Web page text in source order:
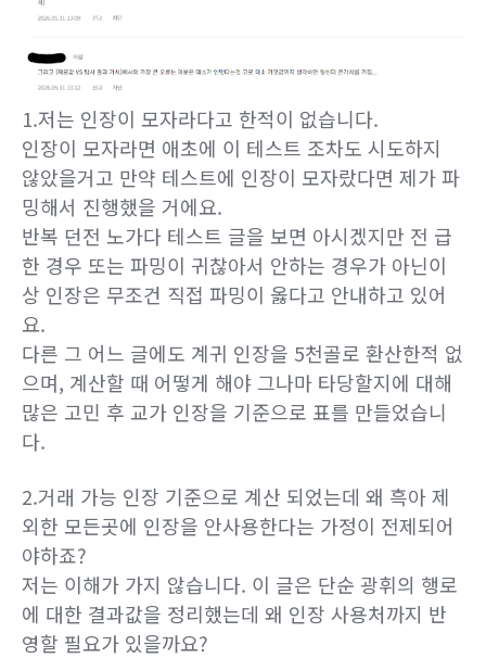
1.저는 인장이 모자라다고 한적이 없습니다.
인장이 모자라면 애초에 이 테스트 조차도 시도하지
않았을거고 만약 테스트에 인장이 모자랐다면 제가 파
밍해서 진행했을 거에요.
반복 던전 노가다 테스트 글을 보면 아시겠지만 전 급
한 경우 또는 파밍이 귀찮아서 안하는 경우가 아닌이
상 인장은 무조건 직접 파밍이 옳다고 안내하고 있어
요.
다른 그 어느 글에도 계귀 인장을 5천골로 환산한적 없
으며, 계산할 때 어떻게 해야 그나마 타당할지에 대해
많은 고민 후 교가 인장을 기준으로 표를 만들었습니
다.
2.거래 가능 인장 기준으로 계산 되었는데 왜 흑아 제
외한 모든곳에 인장을 안사용한다는 가정이 전제되어
야하죠?
저는 이해가 가지 않습니다. 이 글은 단순 광휘의 행로
에 대한 결과값을 정리했는데 왜 인장 사용처까지 반
영할 필요가 있을까요?